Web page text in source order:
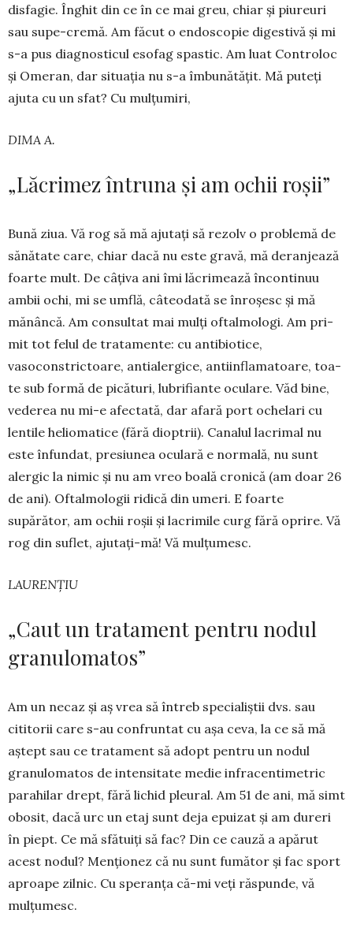
disfagie. Înghit din ce în ce mai greu, chiar și piureuri
sau supe-cremă. Am făcut o endoscopie digestivă și mi
s-a pus diagnosticul esofag spastic. Am luat Controloc
și Omeran, dar situația nu s-a îmbunătățit. Mă puteți
ajuta cu un sfat? Cu mulțumiri,
DIMA A.
„Lăcrimez întruna și am ochii roșii”
Bună ziua. Vă rog să mă ajutați să rezolv o problemă de
sănătate care, chiar dacă nu este gravă, mă deranjează
foarte mult. De câți­va ani îmi lăcri­mea­ză încontinuu
ambii ochi, mi se umflă, câteodată se înroșesc și mă
mănâncă. Am consultat mai mulți oftalmologi. Am pri­
mit tot felul de tra­tamente: cu anti­bio­tice,
vasoconstric­toa­re, an­tialergice, an­tiinflamatoare, toa­
te sub formă de pică­turi, lubrifiante oculare. Văd bine,
vederea nu mi-e afec­tată, dar afară port ochelari cu
lentile helio­matice (fără dioptrii). Ca­nalul lacrimal nu
este înfundat, presiunea oculară e normală, nu sunt
alergic la nimic și nu am vreo boală cronică (am doar 26
de ani). Oftalmologii ridică din umeri. E foarte
supărător, am ochii roșii și lacri­mile curg fără oprire. Vă
rog din suflet, ajuta­ți-mă! Vă mul­țumesc.
LAURENȚIU
„Caut un tratament pentru nodul
granulomatos”
Am un necaz și aș vrea să întreb specialiștii dvs. sau
cititorii care s-au confruntat cu așa ceva, la ce să mă
aștept sau ce tratament să adopt pentru un nodul
granu­lomatos de intensitate medie in­fracentimetric
parahilar drept, fără lichid pleural. Am 51 de ani, mă simt
obosit, dacă urc un etaj sunt deja epuizat și am dureri
în piept. Ce mă sfătuiți să fac? Din ce cauză a apărut
acest nodul? Menționez că nu sunt fumător și fac sport
aproape zilnic. Cu spe­ranța că-mi veți răspunde, vă
mul­țu­mesc.